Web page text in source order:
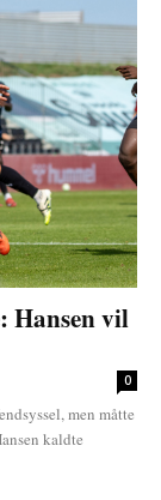
Hansen vil
0
men måtte
kaldte